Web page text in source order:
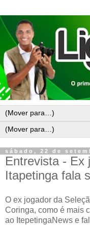
sábado, 22 de
Entrevista - Ex
Itapetinga fala
O ex jogador da
Coringa, como é mais
ao ItepetingaNews e